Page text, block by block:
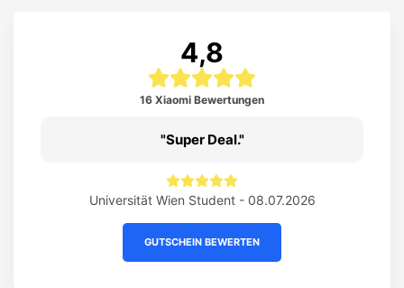
4,8
16 Xiaomi Bewertungen
Super Deal.
Universität Wien Student - 08.07.2026
GUTSCHEIN BEWERTEN